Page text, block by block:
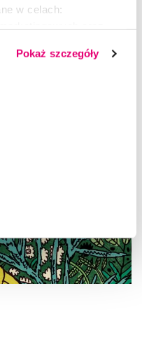
w celach:
i technologie
informacji
lub dostęp do niego i
wszystkie lub niektóre
"Ustawienia
wpływa na
jej wycofaniem
Pokaż szczegóły